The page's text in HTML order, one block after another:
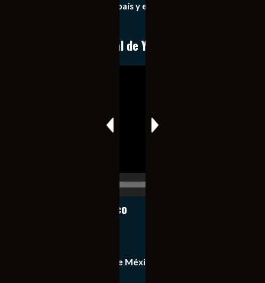
importantes de nuestro país y el mundo de forma eficaz,
Conoce nuestro canal de YouTube
Notiexpress de México
Equipo de Notiexpress de México